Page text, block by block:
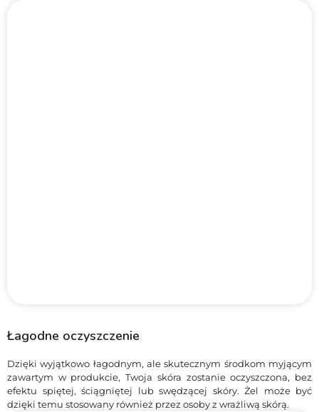
Łagodne oczyszczenie
Dzięki wyjątkowo łagodnym, ale skutecznym środkom myjącym
zawartym w produkcie, Twoja skóra zostanie oczyszczona, bez
efektu spiętej, ściągniętej lub swędzącej skóry. Żel może być
dzięki temu stosowany również przez osoby z wrażliwą skórą.